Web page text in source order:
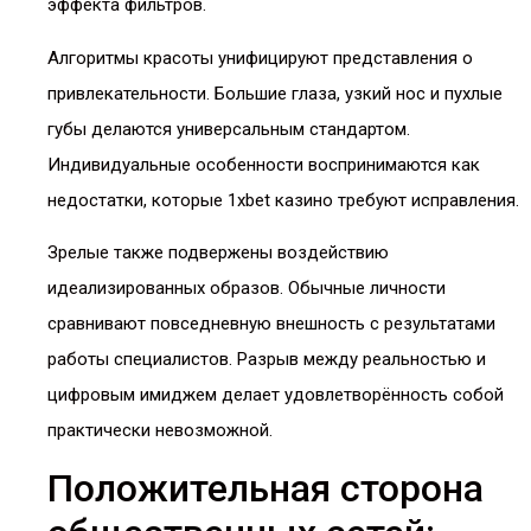
эффекта фильтров.
Алгоритмы красоты унифицируют представления о
привлекательности. Большие глаза, узкий нос и пухлые
губы делаются универсальным стандартом.
Индивидуальные особенности воспринимаются как
недостатки, которые 1xbet казино требуют исправления.
Зрелые также подвержены воздействию
идеализированных образов. Обычные личности
сравнивают повседневную внешность с результатами
работы специалистов. Разрыв между реальностью и
цифровым имиджем делает удовлетворённость собой
практически невозможной.
Положительная сторона